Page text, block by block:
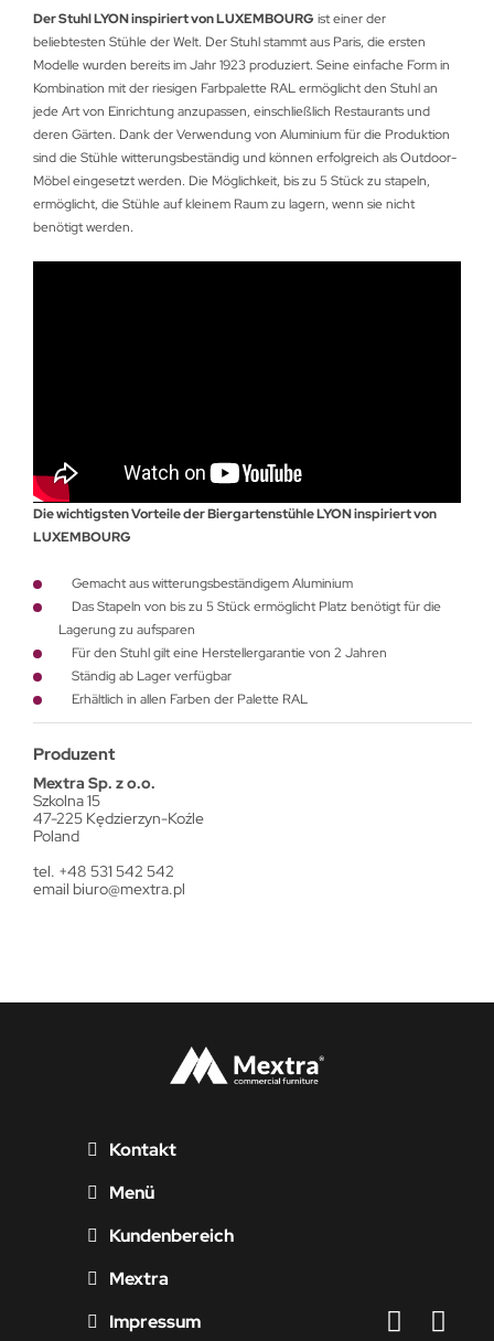
Der Stuhl LYON inspiriert von LUXEMBOURG ist einer der
beliebtesten Stühle der Welt. Der Stuhl stammt aus Paris, die ersten
Modelle wurden bereits im Jahr 1923 produziert. Seine einfache Form in
Kombination mit der riesigen Farbpalette RAL ermöglicht den Stuhl an
jede Art von Einrichtung anzupassen, einschließlich Restaurants und
deren Gärten. Dank der Verwendung von Aluminium für die Produktion
sind die Stühle witterungsbeständig und können erfolgreich als Outdoor-
Möbel eingesetzt werden. Die Möglichkeit, bis zu 5 Stück zu stapeln,
ermöglicht, die Stühle auf kleinem Raum zu lagern, wenn sie nicht
benötigt werden.
Die wichtigsten Vorteile der Biergartenstühle LYON inspiriert von
LUXEMBOURG
Gemacht aus witterungsbeständigem Aluminium
Das Stapeln von bis zu 5 Stück ermöglicht Platz benötigt für die
Lagerung zu aufsparen
Für den Stuhl gilt eine Herstellergarantie von 2 Jahren
Ständig ab Lager verfügbar
Erhältlich in allen Farben der Palette RAL
Produzent
Mextra Sp. z o.o.
Szkolna 15
47-225 Kędzierzyn-Koźle
Poland
tel. +48 531 542 542
email biuro@mextra.pl
Kontakt
Menü
Kundenbereich
Mextra
Impressum